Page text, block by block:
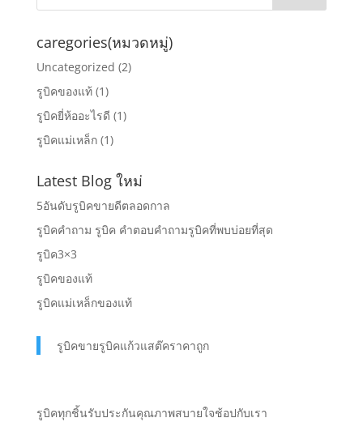
caregories(หมวดหมู่)
Uncategorized (2)
รูบิคของแท้(1)
รูบิคยี่ห้ออะไรดี (1)
รูบิคแม่เหล็ก(1)
Latest Blog ใหม่
5อันดับรูบิคขายดีตลอดกาล
รูบิคคำถาม รูบิค คำตอบคำถามรูบิคที่พบบ่อยที่สุด
รูบิค3×3
รูบิคของแท้
รูบิคแม่เหล็กของแท้
รูบิคขายรูบิคแก้วแสต๊คราคาถูก
รูบิคทุกชิ้นรับประกันคุณภาพสบายใจช้อปกับเรา